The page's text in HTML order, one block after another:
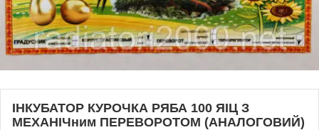
ІНКУБАТОР КУРОЧКА РЯБА 100 ЯІЦ З
МЕХАНІЧним ПЕРЕВОРОТОМ (АНАЛОГОВИЙ)